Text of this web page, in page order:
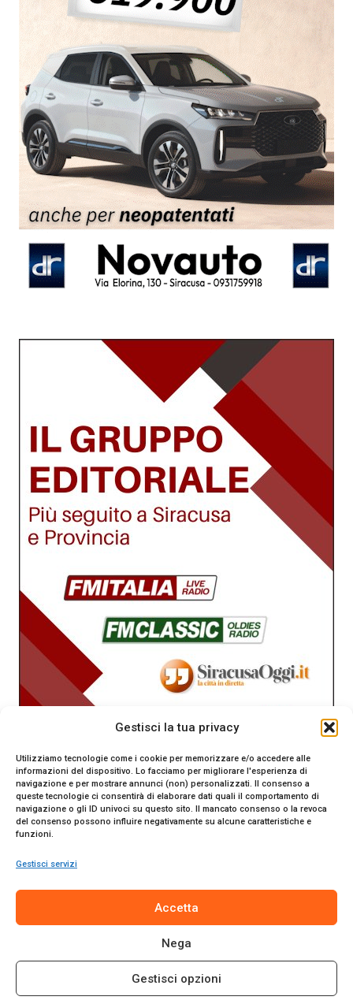
Gestisci la tua privacy
Utilizziamo tecnologie come i cookie per memorizzare e/o accedere alle
informazioni del dispositivo. Lo facciamo per migliorare l'esperienza di
navigazione e per mostrare annunci (non) personalizzati. Il consenso a
queste tecnologie ci consentirà di elaborare dati quali il comportamento di
navigazione o gli ID univoci su questo sito. Il mancato consenso o la revoca
del consenso possono influire negativamente su alcune caratteristiche e
funzioni.
Gestisci servizi
Accetta
Nega
Gestisci opzioni
Tribunale di Siracusa. Direttore responsabile Gianni Catania.
© 2024 Promo Italia S.r.l. Tutti i diritti riservati. | Sito web
realizzato daWeb-Arte.it
Cookie Policy|Termini e Condizioni